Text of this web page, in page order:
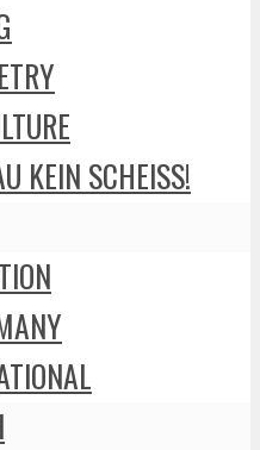
KEIN SCHEISS!